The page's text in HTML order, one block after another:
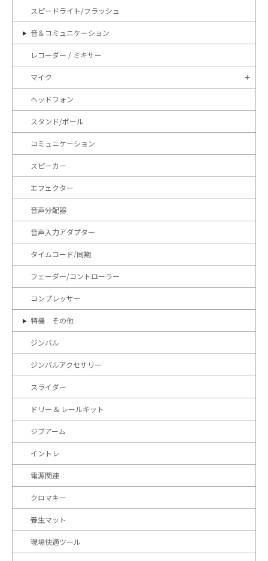
スピードライト/フラッシュ
音＆コミュニケーション
レコーダー / ミキサー
マイク
ヘッドフォン
スタンド/ポール
コミュニケーション
スピーカー
エフェクター
音声分配器
音声入力アダプター
タイムコード/同期
フェーダー/コントローラー
コンプレッサー
特機 その他
ジンバル
ジンバルアクセサリー
スライダー
ドリー & レールキット
ジブアーム
イントレ
電源関連
クロマキー
養生マット
現場快適ツール